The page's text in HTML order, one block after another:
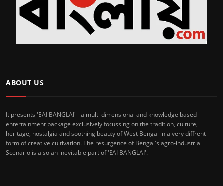
ABOUT US
It presents 'EAI BANGLAI' - a multi dimensional and knowledge based
entertainment package exclusively focussing on the tradition, culture,
heritage, nostalgia and soothing beauty of West Bengal in a very diffrent
form of creative cultivation. The resurgence of Bengal's agro-industrial
Scenario is also an inevitable part of 'EAI BANGLAI'.